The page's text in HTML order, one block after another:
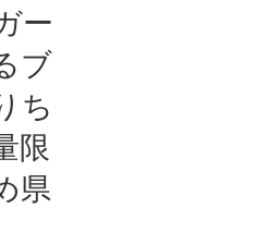
ー
ブ
ち
限
県